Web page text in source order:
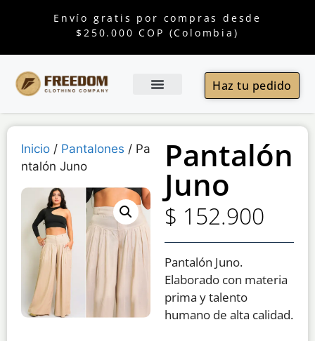
Envío gratis por compras desde
$250.000 COP (Colombia)
Haz tu pedido
Inicio / Pantalones / Pa
ntalón Juno
Pantalón
Juno
$ 152.900
Pantalón Juno.
Elaborado con materia
prima y talento
humano de alta calidad.